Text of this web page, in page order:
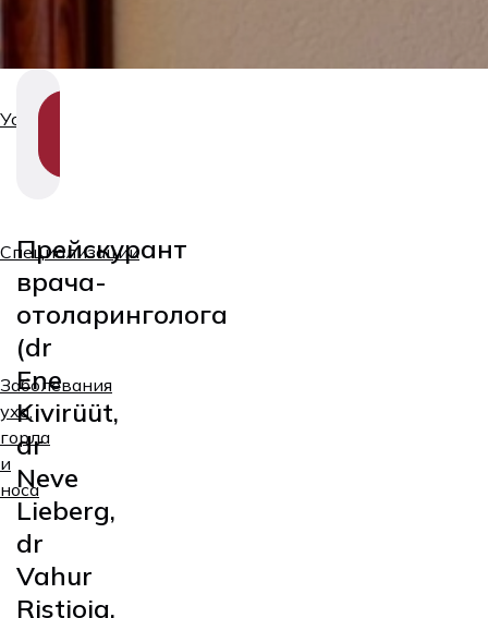
Услуги
Специализации
Заболевания
уха,
горла
и
носа
Прейскурант
врача-
отоларинголога
(dr
Ene
Kivirüüt,
dr
Neve
Lieberg,
dr
Vahur
Ristioja,